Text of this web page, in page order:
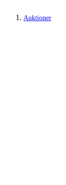
Auktioner